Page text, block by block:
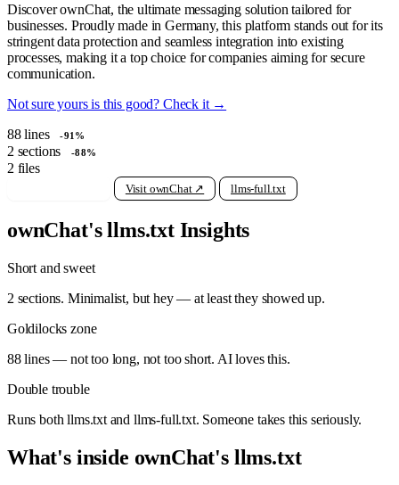
Discover ownChat, the ultimate messaging solution tailored for
businesses. Proudly made in Germany, this platform stands out for its
stringent data protection and seamless integration into existing
processes, making it a top choice for companies aiming for secure
communication.
Not sure yours is this good? Check it →
88 lines -91%
2 sections -88%
2 files
Visit ownChat ↗ llms-full.txt
ownChat's llms.txt Insights
Short and sweet
2 sections. Minimalist, but hey — at least they showed up.
Goldilocks zone
88 lines — not too long, not too short. AI loves this.
Double trouble
Runs both llms.txt and llms-full.txt. Someone takes this seriously.
What's inside ownChat's llms.txt